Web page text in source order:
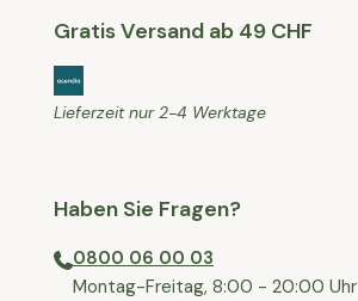
Gratis Versand ab 49 CHF
Lieferzeit nur 2-4 Werktage
Haben Sie Fragen?
0800 06 00 03
⁠Montag-Freitag, 8:00 - 20:00 Uhr